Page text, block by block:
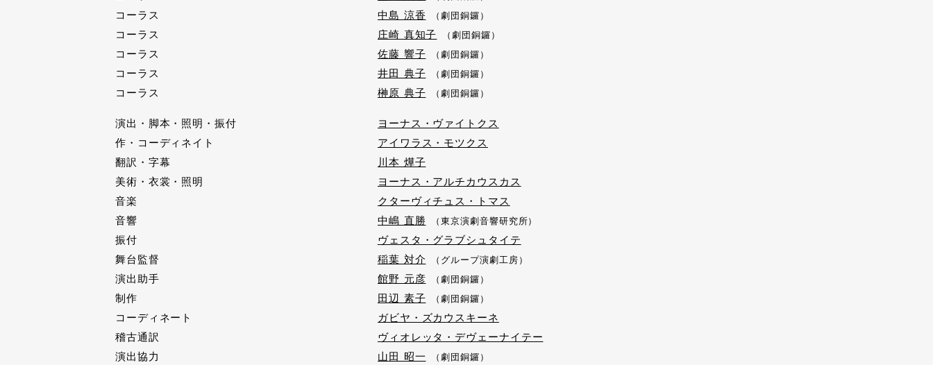
コーラス 中島 涼香 （劇団銅鑼）
コーラス 庄崎 真知子 （劇団銅鑼）
コーラス 佐藤 響子 （劇団銅鑼）
コーラス 井田 典子 （劇団銅鑼）
コーラス 榊原 典子 （劇団銅鑼）
演出・脚本・照明・振付
ヨーナス・ヴァイトクス
作・コーディネイト
アイワラス・モツクス
翻訳・字幕
川本 燁子
美術・衣裳・照明
ヨーナス・アルチカウスカス
音楽
クターヴィチュス・トマス
音響
中嶋 直勝 （東京演劇音響研究所）
振付
ヴェスタ・グラブシュタイテ
舞台監督
稲葉 対介 （グループ演劇工房）
演出助手 館野 元彦 （劇団銅鑼）
制作 田辺 素子 （劇団銅鑼）
コーディネート
ガビヤ・ズカウスキーネ
稽古通訳
ヴィオレッタ・デヴェーナイテー
演出協力
山田 昭一 （劇団銅鑼）